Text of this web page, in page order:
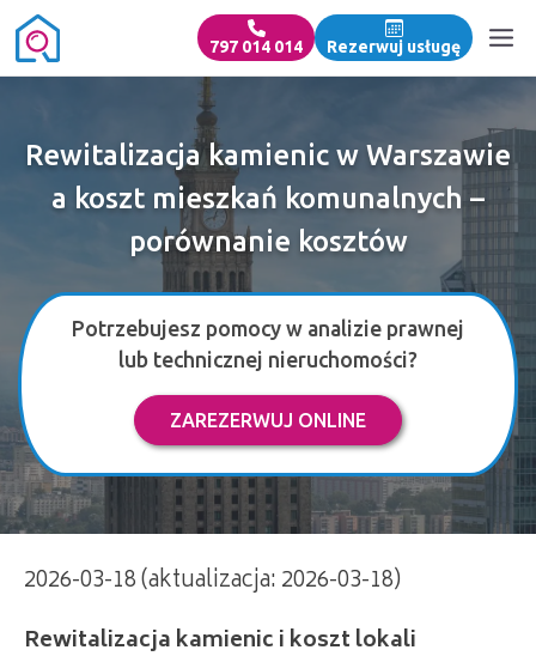
797 014 014 Rezerwuj usługę
Rewitalizacja kamienic w Warszawie
a koszt mieszkań komunalnych –
porównanie kosztów
Potrzebujesz pomocy w analizie prawnej
lub technicznej nieruchomości?
ZAREZERWUJ ONLINE
2026-03-18 (aktualizacja: 2026-03-18)
Rewitalizacja kamienic i koszt lokali